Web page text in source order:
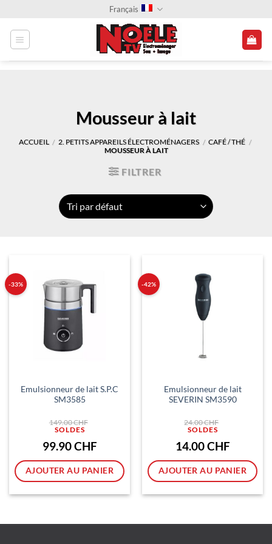
contenu
Français
Mousseur à lait
ACCUEIL / 2. PETITS APPAREILS ÉLECTROMÉNAGERS / CAFÉ / THÉ /
MOUSSEUR À LAIT
FILTRER
-33%
Emulsionneur de lait S.P.C
SM3585
149.00CHF
était :
149.00 CHF.
99.90CHFLe
actuel
est :
99.90 CHF.
AJOUTER AU PANIER
-42%
Emulsionneur de lait
SEVERIN SM3590
24.00CHF
était :
24.00 CHF.
14.00CHFLe
actuel
est :
14.00 CHF.
AJOUTER AU PANIER